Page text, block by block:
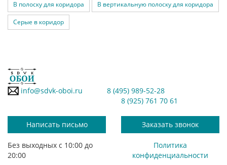
В полоску для коридора В вертикальную полоску для коридора
Серые в коридор
info@sdvk-oboi.ru
8 (495) 989-52-28
8 (925) 761 70 61
Написать письмо Заказать звонок
Без выходных с 10:00 до
20:00
Политика
конфиденциальности